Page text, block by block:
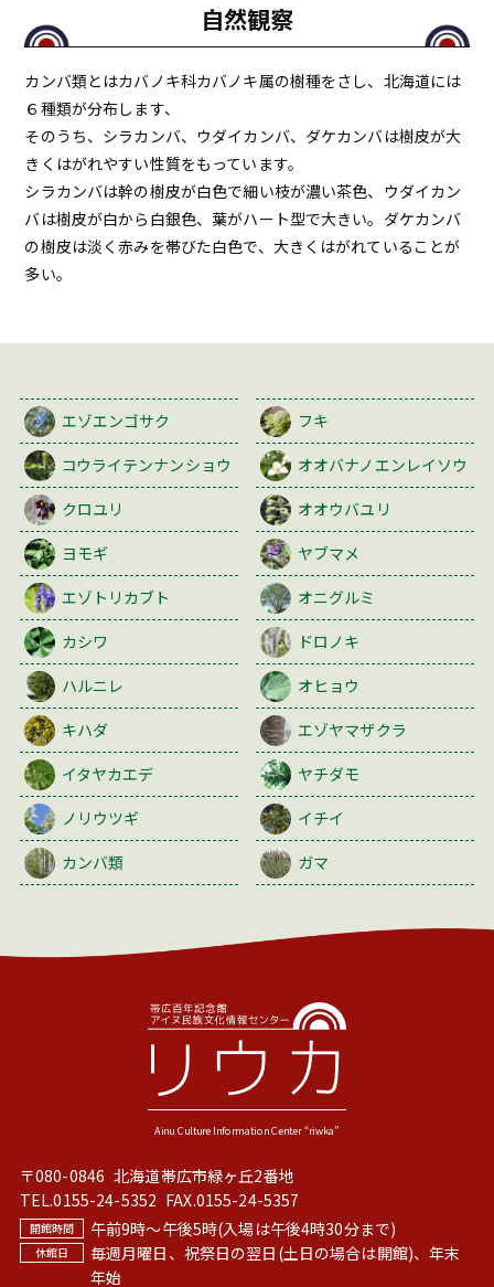
自然観察
カンバ類とはカバノキ科カバノキ属の樹種をさし、北海道には
６種類が分布します、
そのうち、シラカンバ、ウダイカンバ、ダケカンバは樹皮が大
きくはがれやすい性質をもっています。
シラカンバは幹の樹皮が白色で細い枝が濃い茶色、ウダイカン
バは樹皮が白から白銀色、葉がハート型で大きい。ダケカンバ
の樹皮は淡く赤みを帯びた白色で、大きくはがれていることが
多い。
エゾエンゴサク
フキ
コウライテンナンショウ
オオバナノエンレイソウ
クロユリ
オオウバユリ
ヨモギ
ヤブマメ
エゾトリカブト
オニグルミ
カシワ
ドロノキ
ハルニレ
オヒョウ
キハダ
エゾヤマザクラ
イタヤカエデ
ヤチダモ
ノリウツギ
イチイ
カンバ類
ガマ
〒080-0846 北海道帯広市緑ヶ丘2番地
TEL.0155-24-5352 FAX.0155-24-5357
午前9時〜午後5時(入場は午後4時30分まで)
毎週月曜日、祝祭日の翌日(土日の場合は開館)、年末
年始